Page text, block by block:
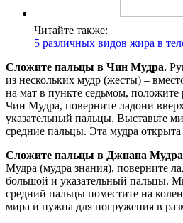
Читайте также:
5 различных видов жира в
Сложите пальцы в Чин Мудра.
из нескольких мудр (жесты) –
на мат в пункте седьмом,
Чин Мудра, поверните ладони
указательный пальцы. Выставьте
средние пальцы. Эта мудра
Сложите пальцы в Джнана
Мудра (мудра знания), поверните
большой и указательный пальцы.
средний пальцы поместите на
мира и нужна для погружения в